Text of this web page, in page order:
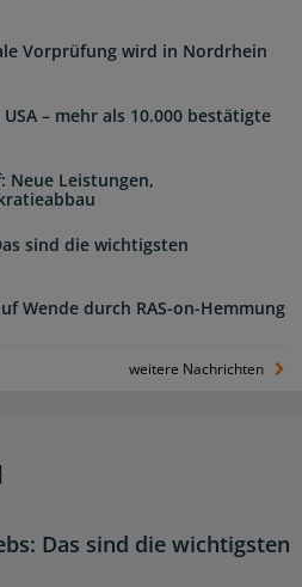
Vorprüfung wird in Nordrhein
– mehr als 10.000 bestätigte
Neue Leistungen,
sind die wichtigsten
Wende durch RAS-on-Hemmung
weitere Nachrichten
Das sind die wichtigsten